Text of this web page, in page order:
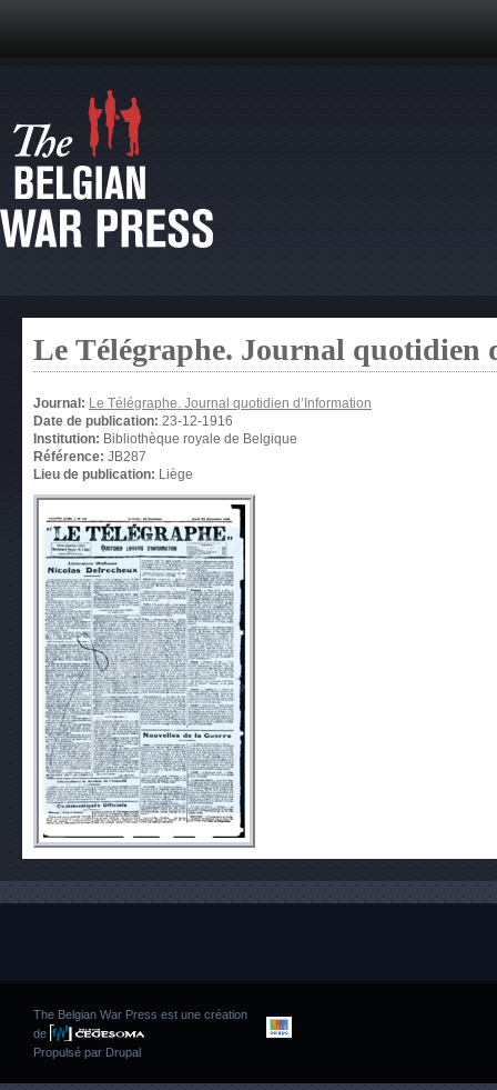
Le Télégraphe. Journal quotidien
Journal: Le Télégraphe. Journal quotidien d’Information
Date de publication: 23-12-1916
Institution: Bibliothèque royale de Belgique
Référence: JB287
Lieu de publication: Liège
The Belgian War Press est une création
de
Propulsé par Drupal